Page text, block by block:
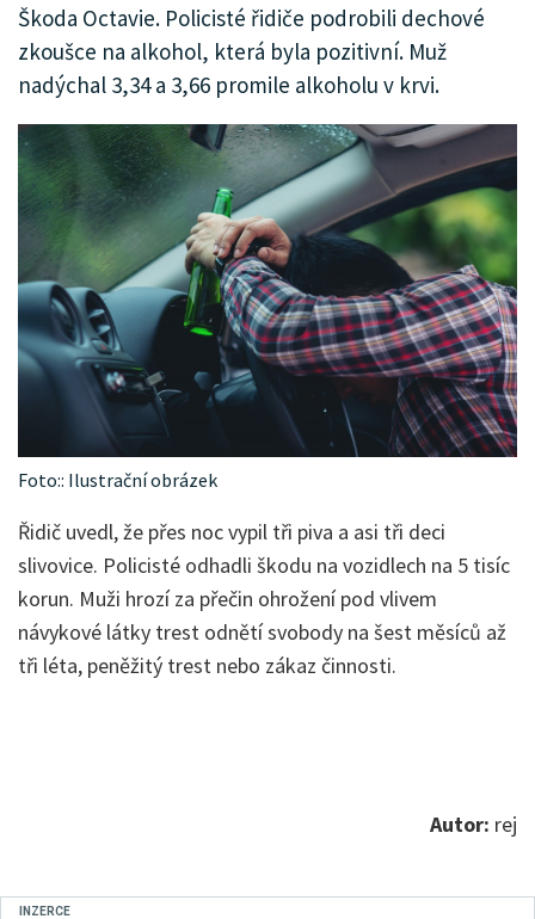
Škoda Octavie. Policisté řidiče podrobili dechové
zkoušce na alkohol, která byla pozitivní. Muž
nadýchal 3,34 a 3,66 promile alkoholu v krvi.
Foto:: Ilustrační obrázek
Řidič uvedl, že přes noc vypil tři piva a asi tři deci
slivovice. Policisté odhadli škodu na vozidlech na 5 tisíc
korun. Muži hrozí za přečin ohrožení pod vlivem
návykové látky trest odnětí svobody na šest měsíců až
tři léta, peněžitý trest nebo zákaz činnosti.
Autor: rej
INZERCE